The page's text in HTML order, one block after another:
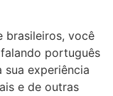
brasileiros, você
português
experiência
e de outras